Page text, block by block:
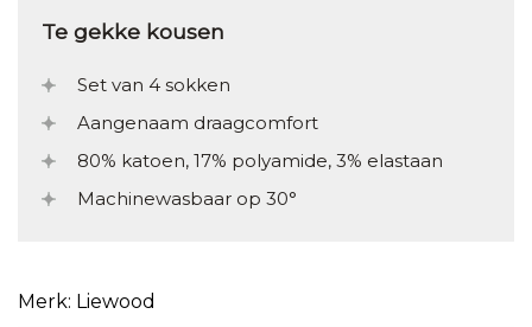
Te gekke kousen
Set van 4 sokken
Aangenaam draagcomfort
80% katoen, 17% polyamide, 3% elastaan
Machinewasbaar op 30°
Merk: Liewood